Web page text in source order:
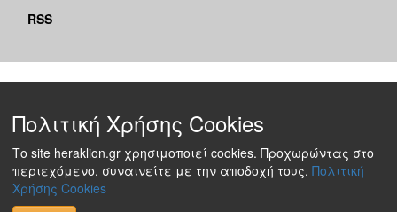
RSS
Πολιτική Χρήσης Cookies
Το site heraklion.gr χρησιμοποιεί cookies. Προχωρώντας στο
περιεχόμενο, συναινείτε με την αποδοχή τους. Πολιτική
Χρήσης Cookies